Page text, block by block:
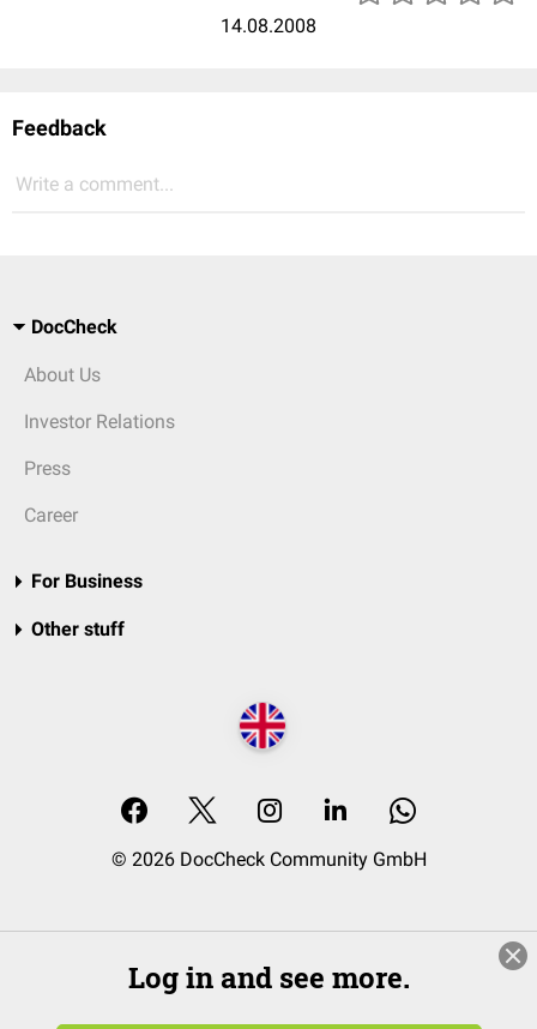
14.08.2008
Feedback
Write a comment...
DocCheck
About Us
Investor Relations
Press
Career
For Business
Other stuff
© 2026 DocCheck Community GmbH
Log in and see more.